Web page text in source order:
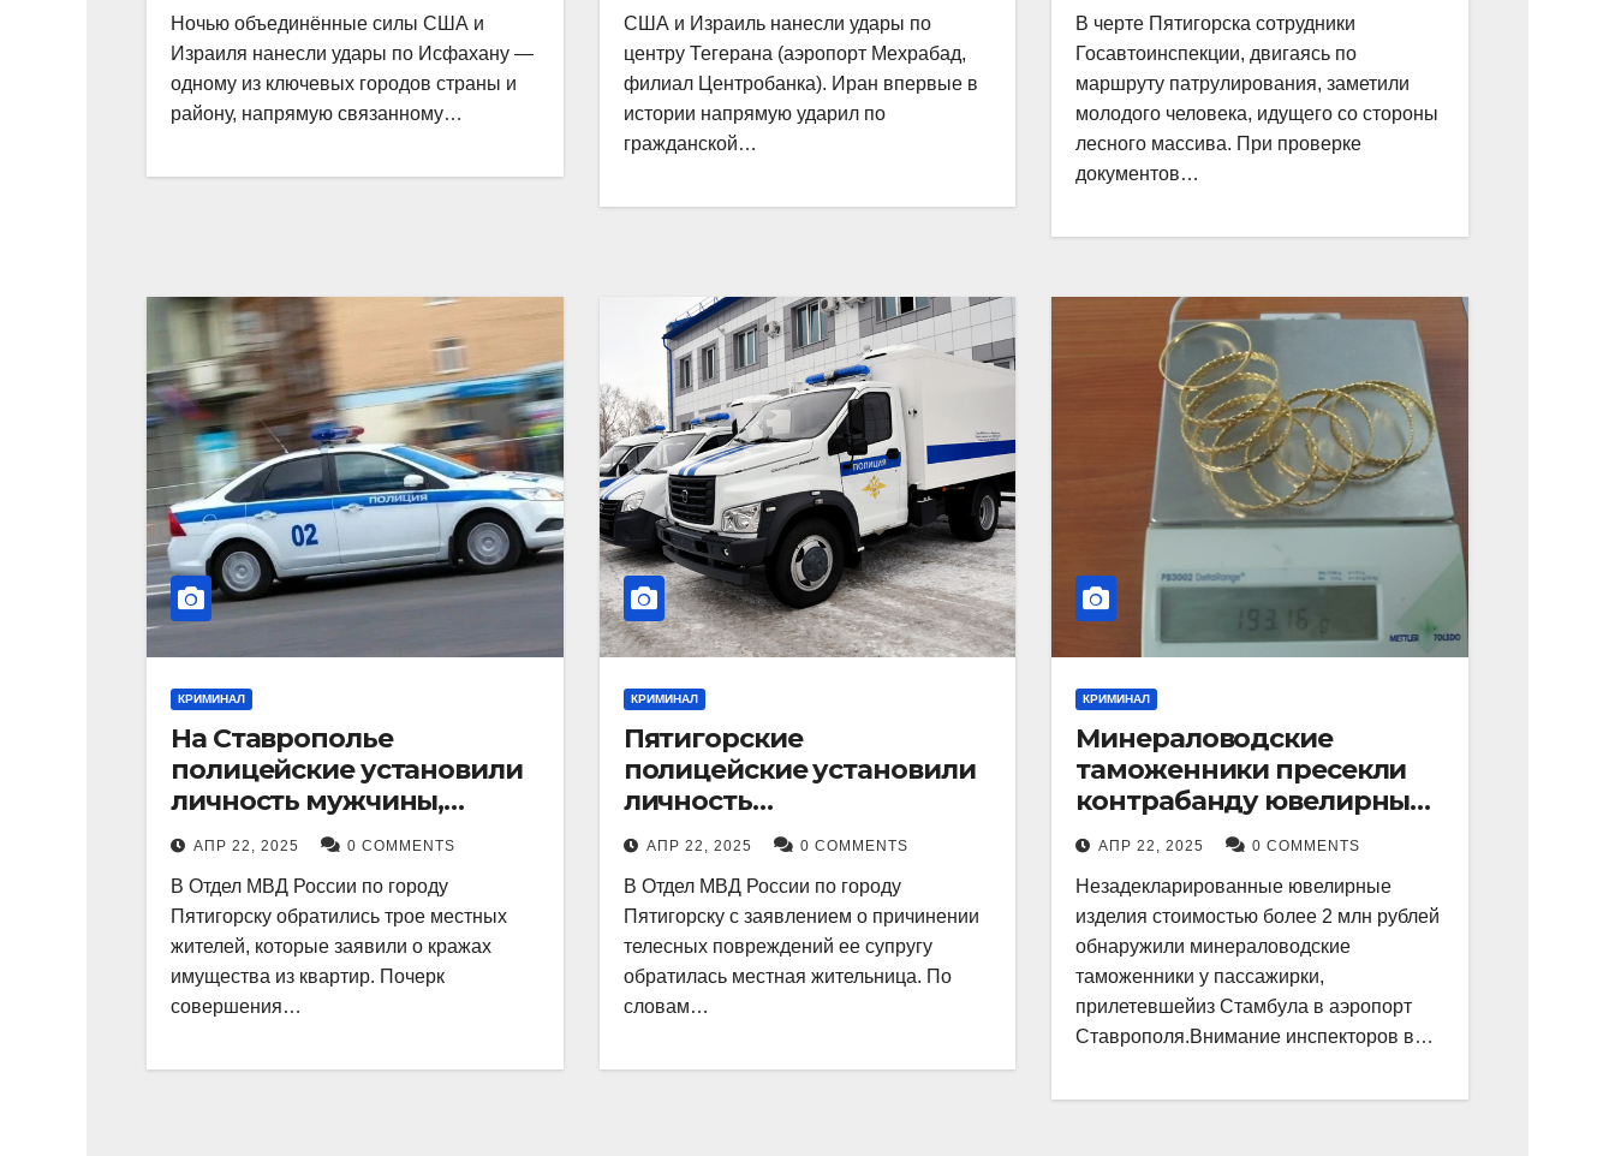
Ночью объединённые силы США и
Израиля нанесли удары по Исфахану —
одному из ключевых городов страны и
району, напрямую связанному…
США и Израиль нанесли удары по
центру Тегерана (аэропорт Мехрабад,
филиал Центробанка). Иран впервые в
истории напрямую ударил по
гражданской…
наркотика
В черте Пятигорска сотрудники
Госавтоинспекции, двигаясь по
маршруту патрулирования, заметили
молодого человека, идущего со стороны
лесного массива. При проверке
документов…
КРИМИНАЛ
На Ставрополье
полицейские установили
личность мужчины,
причастного к кражам
имущества из квартир в
Пятигорске
АПР 22, 2025 0 COMMENTS
В Отдел МВД России по городу
Пятигорску обратились трое местных
жителей, которые заявили о кражах
имущества из квартир. Почерк
совершения…
КРИМИНАЛ
Пятигорские
полицейские установили
личность
злоумышленника,
причинившего телесные
повреждения местному
жителю
АПР 22, 2025 0 COMMENTS
В Отдел МВД России по городу
Пятигорску с заявлением о причинении
телесных повреждений ее супругу
обратилась местная жительница. По
словам…
КРИМИНАЛ
Минераловодские
таможенники пресекли
контрабанду ювелирных
изделий на 2 млн рублей
АПР 22, 2025 0 COMMENTS
Незадекларированные ювелирные
изделия стоимостью более 2 млн рублей
обнаружили минераловодские
таможенники у пассажирки,
прилетевшейиз Стамбула в аэропорт
Ставрополя.Внимание инспекторов в…